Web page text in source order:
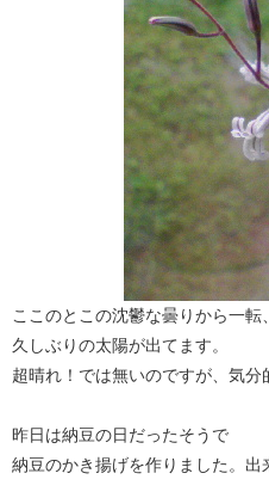
ここのとこの沈鬱な曇りから一転、
久しぶりの太陽が出てます。
超晴れ！では無いのですが、気分
昨日は納豆の日だったそうで
納豆のかき揚げを作りました。出